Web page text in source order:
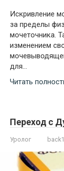
Искривление
за пределы
мочеточника.
изменением
для…
Читать
Переход с
Уролог